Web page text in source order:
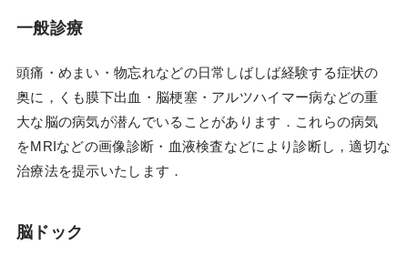
一般診療
頭痛・めまい・物忘れなどの日常しばしば経験する症状の
奥に，くも膜下出血・脳梗塞・アルツハイマー病などの重
大な脳の病気が潜んでいることがあります．これらの病気
をMRIなどの画像診断・血液検査などにより診断し，適切な
治療法を提示いたします．
脳ドック